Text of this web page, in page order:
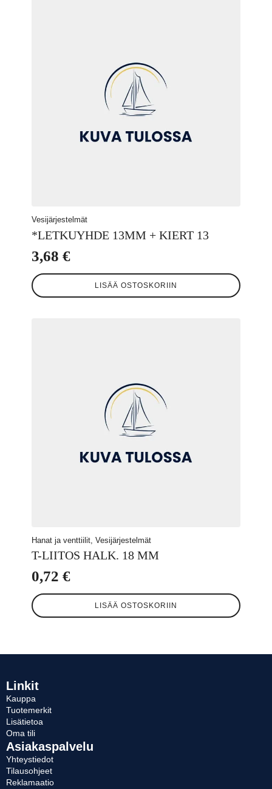
Vesijärjestelmät
*LETKUYHDE 13MM + KIERT 13
3,68 €
LISÄÄ OSTOSKORIIN
Hanat ja venttiilit, Vesijärjestelmät
T-LIITOS HALK. 18 MM
0,72 €
LISÄÄ OSTOSKORIIN
Linkit
Kauppa
Tuotemerkit
Lisätietoa
Oma tili
Asiakaspalvelu
Yhteystiedot
Tilausohjeet
Reklamaatio